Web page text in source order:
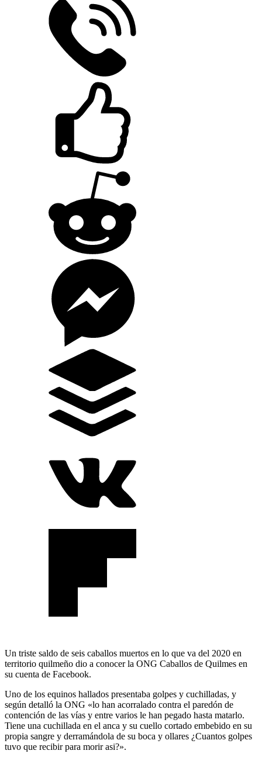
Un triste saldo de seis caballos muertos en lo que va del 2020 en
territorio quilmeño dio a conocer la ONG Caballos de Quilmes en
su cuenta de Facebook.
Uno de los equinos hallados presentaba golpes y cuchilladas, y
según detalló la ONG «lo han acorralado contra el paredón de
contención de las vías y entre varios le han pegado hasta matarlo.
Tiene una cuchillada en el anca y su cuello cortado embebido en su
propia sangre y derramándola de su boca y ollares ¿Cuantos golpes
tuvo que recibir para morir asi?».